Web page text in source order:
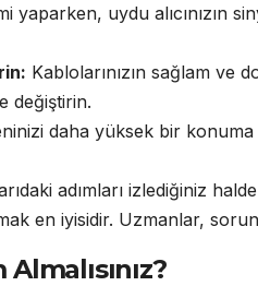
yaparken, uydu alıcınızın
Kablolarınızın sağlam ve
değiştirin.
daha yüksek bir konuma
adımları izlediğiniz
en iyisidir. Uzmanlar,